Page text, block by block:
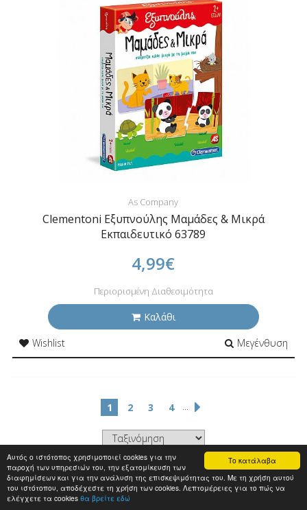
Το κατάλαβα
Αυτός ο ιστότοπος χρησιμοποιεί cookies για την
παροχή των υπηρεσιών του, την εξατομίκευση των
διαφημίσεων και για την ανάλυση της επισκεψιμότητας του. Με τη χρήση αυτού
του ιστότοπου, αποδέχεστε τη χρήση των cookies. Λεπτομέρειες για το πώς να
ελέγχετε τα cookies θα βρείτε εδώ
As Company
Clementoni Εξυπνούλης Μαμάδες & Μικρά
Εκπαιδευτικό 63789
4,99€
Περιορισμένη Διαθεσιμότητα
Καλάθι
Wishlist
Μεγένθυση
1 2 3 4 ...